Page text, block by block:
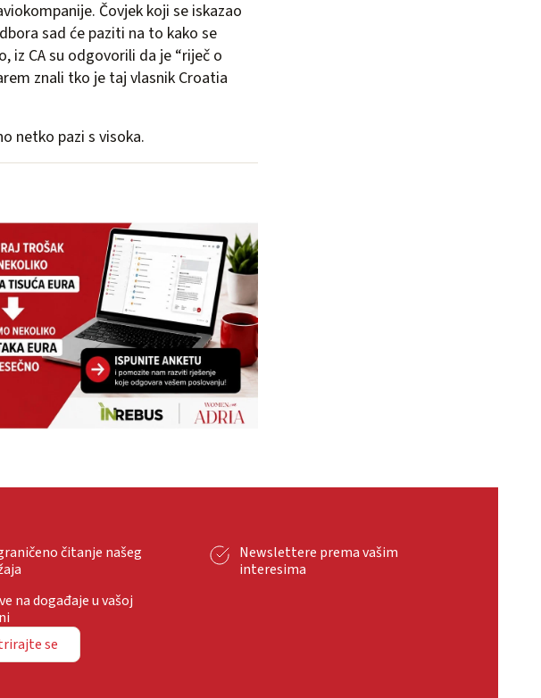
Čovjek koji se iskazao
sad će paziti na to kako se
iz CA su odgovorili da je “riječ o
znali tko je taj vlasnik Croatia
netko pazi s visoka.
čitanje našeg
Newslettere prema vašim
interesima
na događaje u vašoj
se